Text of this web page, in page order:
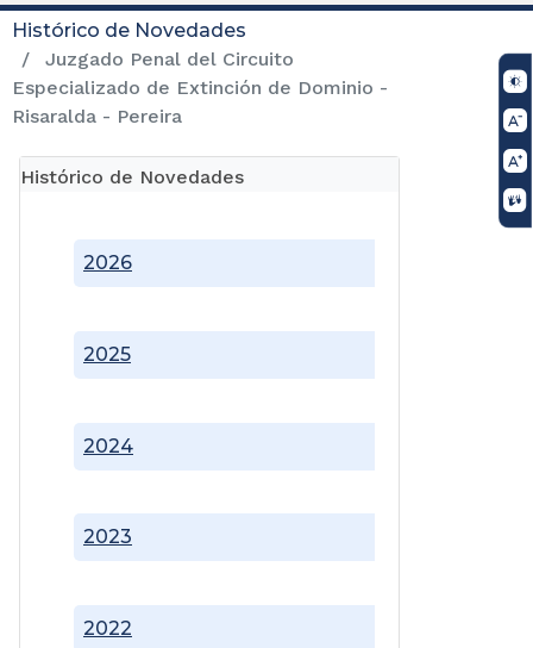
Histórico de Novedades
Juzgado Penal del Circuito
Especializado de Extinción de Dominio -
Risaralda - Pereira
Histórico de Novedades
2022
2023
2024
2025
2026